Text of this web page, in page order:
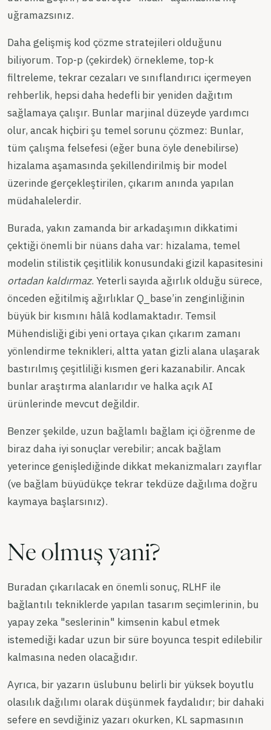
uğramazsınız.
Daha gelişmiş kod çözme stratejileri olduğunu
biliyorum. Top-p (çekirdek) örnekleme, top-k
filtreleme, tekrar cezaları ve sınıflandırıcı içermeyen
rehberlik, hepsi daha hedefli bir yeniden dağıtım
sağlamaya çalışır. Bunlar marjinal düzeyde yardımcı
olur, ancak hiçbiri şu temel sorunu çözmez: Bunlar,
tüm çalışma felsefesi (eğer buna öyle denebilirse)
hizalama aşamasında şekillendirilmiş bir model
üzerinde gerçekleştirilen, çıkarım anında yapılan
müdahalelerdir.
Burada, yakın zamanda bir arkadaşımın dikkatimi
çektiği önemli bir nüans daha var: hizalama, temel
modelin stilistik çeşitlilik konusundaki gizil kapasitesini
ortadan kaldırmaz. Yeterli sayıda ağırlık olduğu sürece,
önceden eğitilmiş ağırlıklar Q_base’in zenginliğinin
büyük bir kısmını hâlâ kodlamaktadır. Temsil
Mühendisliği gibi yeni ortaya çıkan çıkarım zamanı
yönlendirme teknikleri, altta yatan gizli alana ulaşarak
bastırılmış çeşitliliği kısmen geri kazanabilir. Ancak
bunlar araştırma alanlarıdır ve halka açık AI
ürünlerinde mevcut değildir.
Benzer şekilde, uzun bağlamlı bağlam içi öğrenme de
biraz daha iyi sonuçlar verebilir; ancak bağlam
yeterince genişlediğinde dikkat mekanizmaları zayıflar
(ve bağlam büyüdükçe tekrar tekdüze dağılıma doğru
kaymaya başlarsınız).
Ne olmuş yani?
Buradan çıkarılacak en önemli sonuç, RLHF ile
bağlantılı tekniklerde yapılan tasarım seçimlerinin, bu
yapay zeka "seslerinin" kimsenin kabul etmek
istemediği kadar uzun bir süre boyunca tespit edilebilir
kalmasına neden olacağıdır.
Ayrıca, bir yazarın üslubunu belirli bir yüksek boyutlu
olasılık dağılımı olarak düşünmek faydalıdır; bir dahaki
sefere en sevdiğiniz yazarı okurken, KL sapmasının